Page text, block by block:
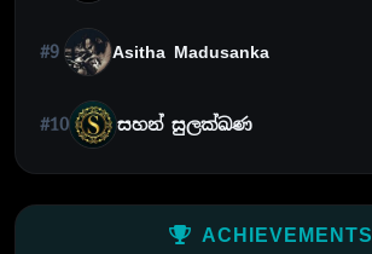
#9 Asitha Madusanka
#10 සහන් සුලක්ඛණ
ACHIEVEMENTS